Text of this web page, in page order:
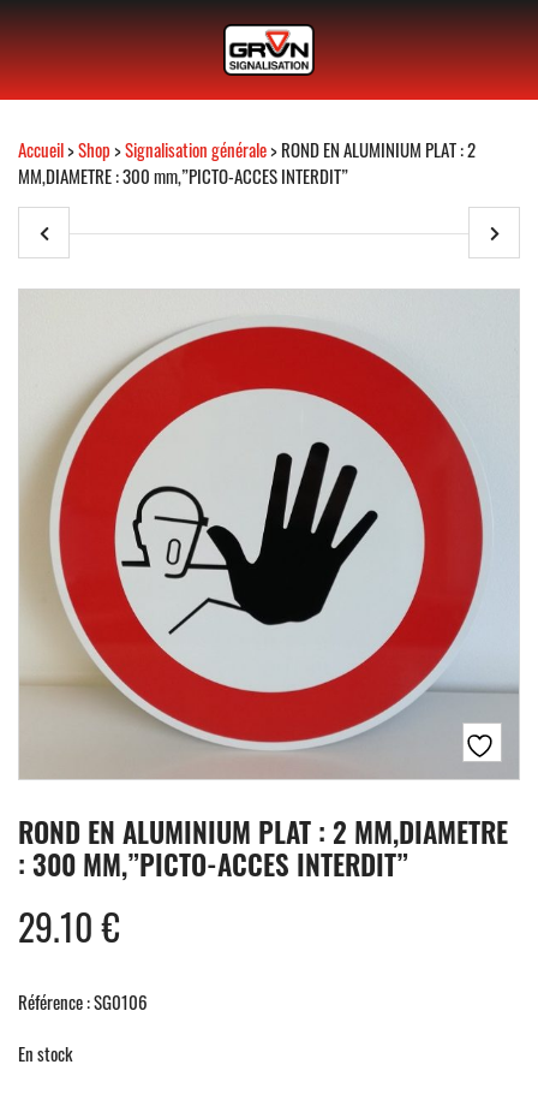
Accueil>Shop>Signalisation générale> ROND EN ALUMINIUM PLAT : 2
MM,DIAMETRE : 300 mm,”PICTO-ACCES INTERDIT”
ROND EN ALUMINIUM PLAT : 2 MM,DIAMETRE
: 300 MM,”PICTO-ACCES INTERDIT”
29.10€
Référence : SG0106
En stock